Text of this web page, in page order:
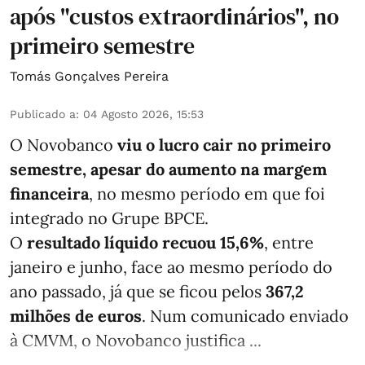
após "custos extraordinários", no
primeiro semestre
Tomás Gonçalves Pereira
Publicado a: 04 Agosto 2026, 15:53
O Novobanco viu o lucro cair no primeiro
semestre, apesar do aumento na margem
financeira, no mesmo período em que foi
integrado no Grupe BPCE.
O resultado líquido recuou 15,6%, entre
janeiro e junho, face ao mesmo período do
ano passado, já que se ficou pelos 367,2
milhões de euros. Num comunicado enviado
à CMVM, o Novobanco justifica ...